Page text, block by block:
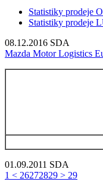
Statistiky prodeje
Statistiky prodeje
08.12.2016 SDA
Mazda Motor Logistics
01.09.2011 SDA
1 < 26272829 > 29